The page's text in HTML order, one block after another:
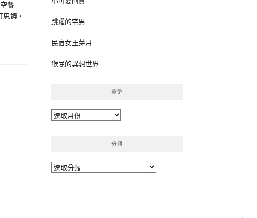
餐
議，
跳躍的宅男
民宿女王芽月
猴屁的異想世界
彙整
彙
分類
分